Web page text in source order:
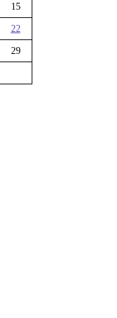
15
22
29